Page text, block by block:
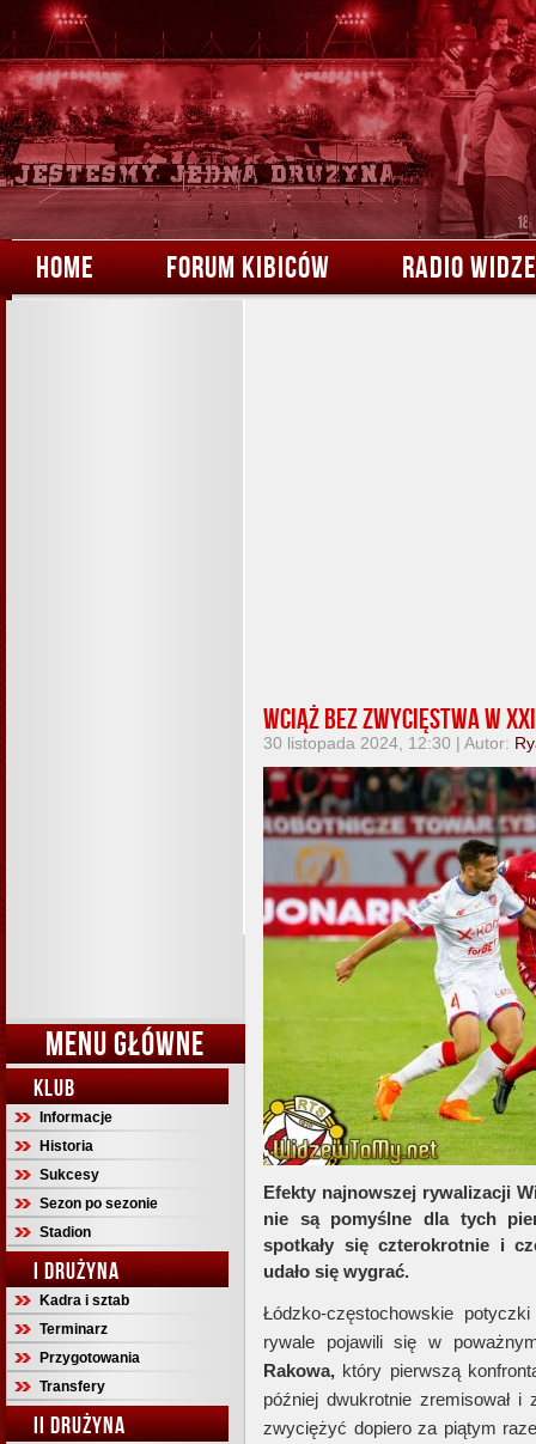
HOME FORUM KIBICÓW RADIO
MENU GŁÓWNE
KLUB
Informacje
Historia
Sukcesy
Sezon po sezonie
Stadion
I DRUŻYNA
Kadra i sztab
Terminarz
Przygotowania
Transfery
II DRUŻYNA
Wciąż bez zwycięstwa w
30 listopada 2024, 12:30 | Autor:
Efekty najnowszej rywalizacji
nie są pomyślne dla tych
spotkały się czterokrotnie i
udało się wygrać.
Łódzko-częstochowskie
rywale pojawili się w
Rakowa, który pierwszą
później dwukrotnie zremisował i
zwyciężyć dopiero za piątym